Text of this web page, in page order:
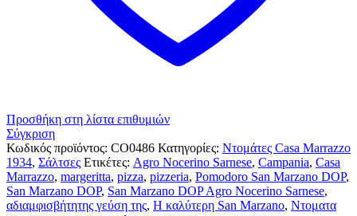
Προσθήκη στη λίστα επιθυμιών
Σύγκριση
Κωδικός προϊόντος: CO0486 Κατηγορίες: Ντομάτες Casa Marrazzo
1934, Σάλτσες Ετικέτες: Agro Nocerino Sarnese, Campania, Casa
Marrazzo, margeritta, pizza, pizzeria, Pomodoro San Marzano DOP,
San Marzano DOP, San Marzano DOP Agro Nocerino Sarnese,
αδιαμφισβήτητης γεύση της, Η καλύτερη San Marzano, Ντοματα